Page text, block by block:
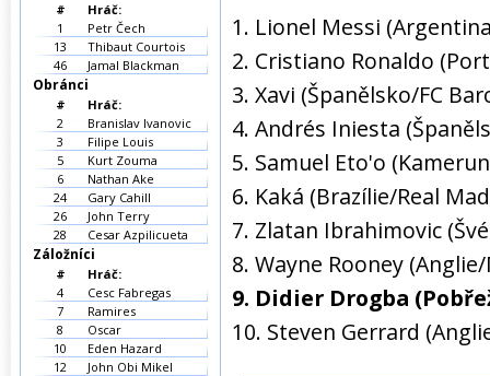
1. Lionel Messi
2. Cristiano Ronaldo
3. Xavi (Španělsko/FC
4. Andrés Iniesta
5. Samuel Eto'o
6. Kaká (Brazílie/Real
7. Zlatan Ibrahimovic
8. Wayne Rooney
9. Didier Drogba
10. Steven Gerrard
#
Hráč:
1
Petr Čech
13
Thibaut Courtois
46
Jamal Blackman
Obránci
#
Hráč:
2
Branislav Ivanovic
3
Filipe Louis
5
Kurt Zouma
6
Nathan Ake
24
Gary Cahill
26
John Terry
28
Cesar Azpilicueta
Záložníci
#
Hráč:
4
Cesc Fabregas
7
Ramires
8
Oscar
10
Eden Hazard
12
John Obi Mikel